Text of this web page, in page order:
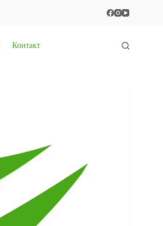
Контакт